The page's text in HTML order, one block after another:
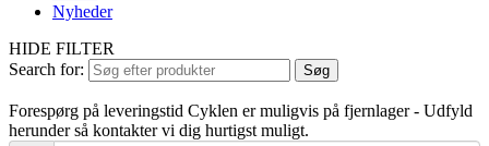
Nyheder
HIDE FILTER
Search for:
Søg
Forespørg på leveringstid Cyklen er muligvis på fjernlager - Udfyld
herunder så kontakter vi dig hurtigst muligt.